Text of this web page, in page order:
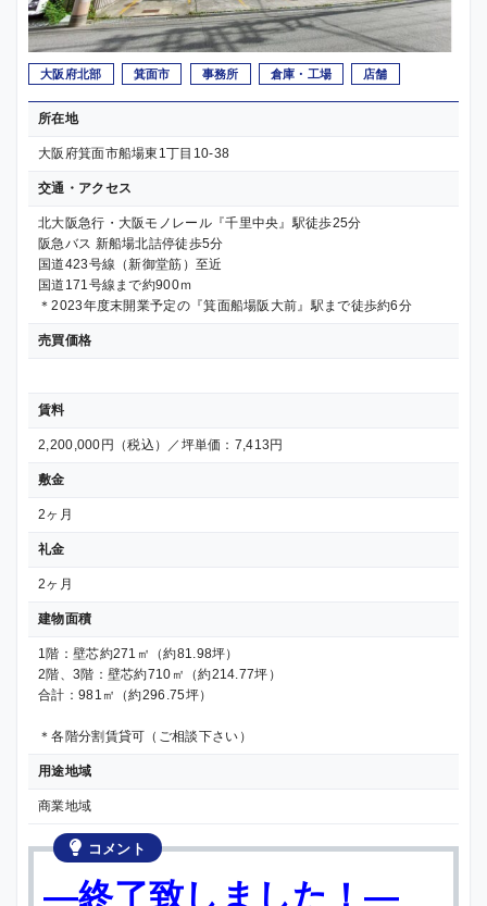
大阪府北部 箕面市 事務所 倉庫・工場 店舗
所在地
大阪府箕面市船場東1丁目10-38
交通・アクセス
北大阪急行・大阪モノレール『千里中央』駅徒歩25分
阪急バス 新船場北詰停徒歩5分
国道423号線（新御堂筋）至近
国道171号線まで約900ｍ
＊2023年度末開業予定の『箕面船場阪大前』駅まで徒歩約6分
売買価格
賃料
2,200,000円（税込）／坪単価：7,413円
敷金
2ヶ月
礼金
2ヶ月
建物面積
1階：壁芯約271㎡（約81.98坪）
2階、3階：壁芯約710㎡（約214.77坪）
合計：981㎡（約296.75坪）
＊各階分割賃貸可（ご相談下さい）
用途地域
商業地域
コメント
—終了致しました！—